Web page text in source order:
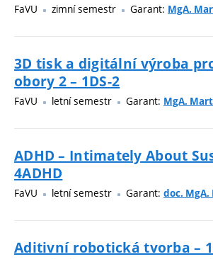
FaVU zimní semestr Garant: MgA.
3D tisk a digitální výroba
obory 2 – 1DS-2
FaVU letní semestr Garant: MgA.
ADHD – Intimately About
4ADHD
FaVU letní semestr Garant: doc.
Aditivní robotická tvorba –